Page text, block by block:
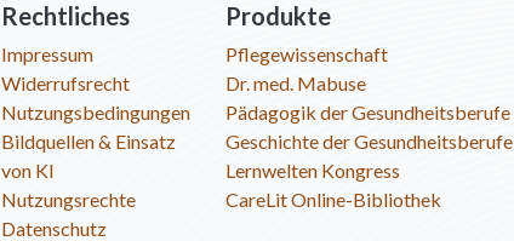
Rechtliches
Impressum
Widerrufsrecht
Nutzungsbedingungen
Bildquellen & Einsatz
von KI
Nutzungsrechte
Datenschutz
Produkte
Pflegewissenschaft
Dr. med. Mabuse
Pädagogik der Gesundheitsberufe
Geschichte der Gesundheitsberufe
Lernwelten Kongress
CareLit Online-Bibliothek